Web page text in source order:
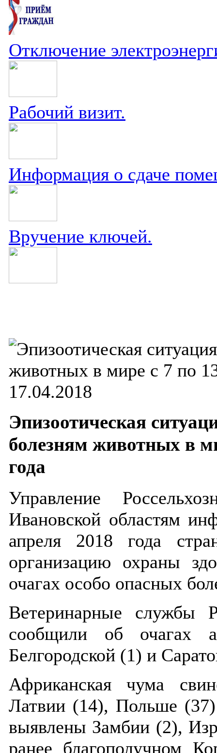
Отключение
Рабочий визит.
Информация о сдаче
Вручение ключей.
17.04.2018
Эпизоотическая
болезням животных в
года
Управление
Ивановской областям
апреля 2018 года
организацию охраны
очагах особо опасных
Ветеринарные службы
сообщили об очагах
Белгородской (1) и
Африканская чума
Латвии (14), Польше
выявлены Замбии (2),
ранее благополучном